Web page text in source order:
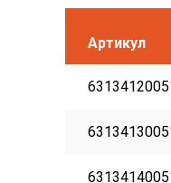
Артикул